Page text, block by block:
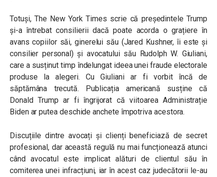
Totuși, The New York Times scrie că președintele Trump
și-a întrebat consilierii dacă poate acorda o grațiere în
avans copiilor săi, ginerelui său (Jared Kushner, îi este și
consilier personal) și avocatului său Rudolph W. Giuliani,
care a susținut timp îndelungat ideea unei fraude electorale
produse la alegeri. Cu Giuliani ar fi vorbit încă de
săptămâna trecută. Publicația americană susține că
Donald Trump ar fi îngrijorat că viitoarea Administrație
Biden ar putea deschide anchete împotriva acestora.
Discuțiile dintre avocați și clienți beneficiază de secret
profesional, dar această regulă nu mai funcționează atunci
când avocatul este implicat alături de clientul său în
comiterea unei infracțiuni, iar în acest caz judecătorii le-au